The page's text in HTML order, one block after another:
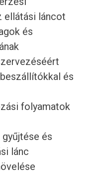
ellátási láncot
és
és
folyamatok
és
lánc